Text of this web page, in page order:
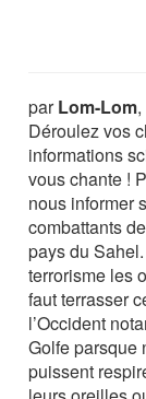
parLom-Lom,
Déroulez vos
informations
vous chante !
nous informer
combattants
pays du
terrorisme les
faut terrasser
l’Occident
Golfe parsque
puissent